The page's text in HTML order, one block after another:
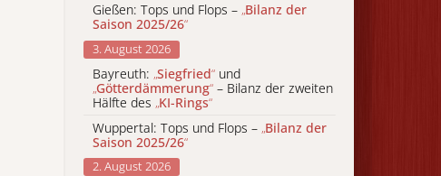
Gießen: Tops und Flops – „Bilanz der
Saison 2025/26“
3. August 2026
Bayreuth: „Siegfried“ und
„Götterdämmerung“ – Bilanz der zweiten
Hälfte des „KI-Rings“
Wuppertal: Tops und Flops – „Bilanz der
Saison 2025/26“
2. August 2026